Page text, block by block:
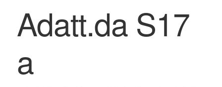
Adatt.da S17
a